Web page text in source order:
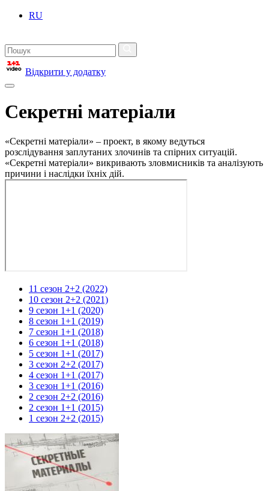
RU
Відкрити у додатку
Секретні матеріали
«Секретні матеріали» – проект, в якому ведуться
розслідування заплутаних злочинів та спірних ситуацій.
«Секретні матеріали» викривають зловмисників та аналізують
причини і наслідки їхніх дій.
11 сезон 2+2 (2022)
10 сезон 2+2 (2021)
9 сезон 1+1 (2020)
8 сезон 1+1 (2019)
7 сезон 1+1 (2018)
6 сезон 1+1 (2018)
5 сезон 1+1 (2017)
3 сезон 2+2 (2017)
4 сезон 1+1 (2017)
3 сезон 1+1 (2016)
2 сезон 2+2 (2016)
2 сезон 1+1 (2015)
1 сезон 2+2 (2015)